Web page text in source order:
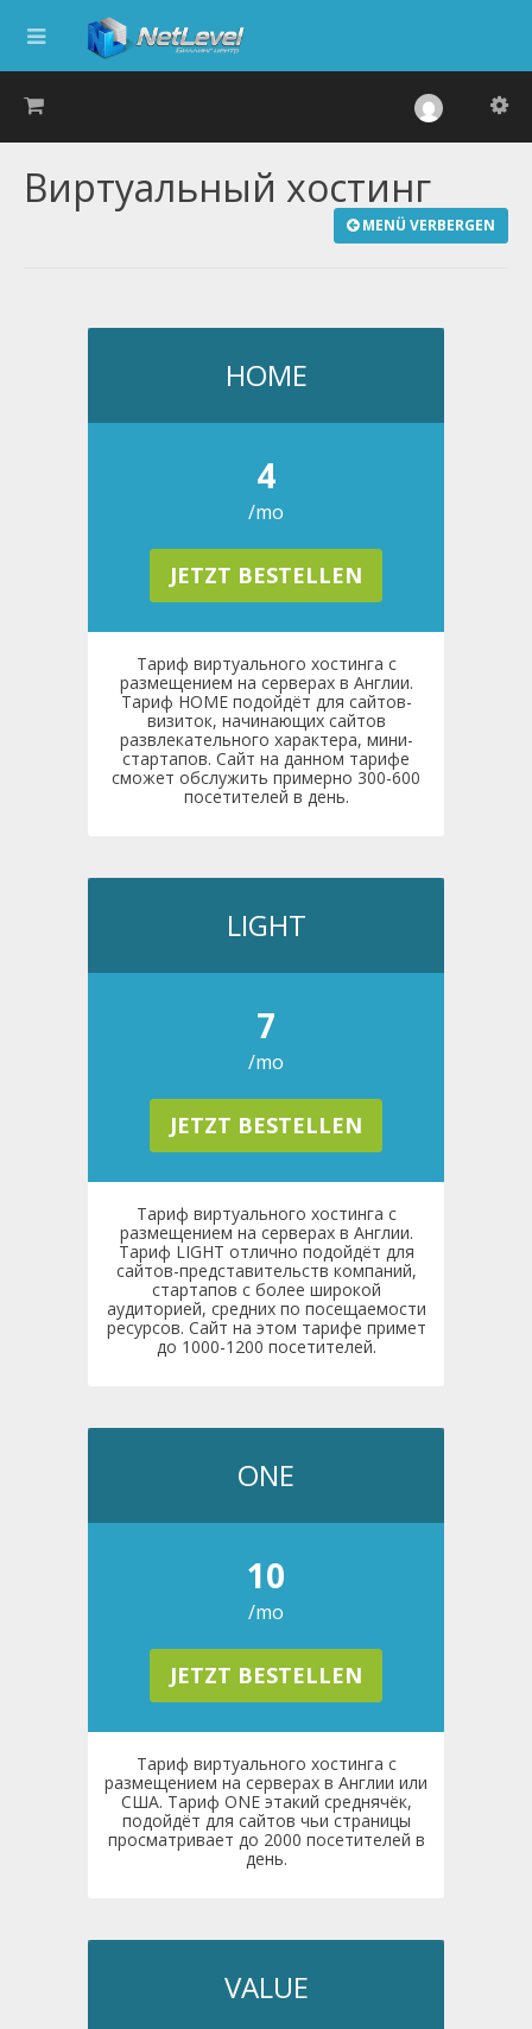
Виртуальный хостинг
MENÜ VERBERGEN
HOME
4
/mo
JETZT BESTELLEN
Тариф виртуального хостинга с
размещением на серверах в Англии.
Тариф HOME подойдёт для сайтов-
визиток, начинающих сайтов
развлекательного характера, мини-
стартапов. Сайт на данном тарифе
сможет обслужить примерно 300-600
посетителей в день.
LIGHT
7
/mo
JETZT BESTELLEN
Тариф виртуального хостинга с
размещением на серверах в Англии.
Тариф LIGHT отлично подойдёт для
сайтов-представительств компаний,
стартапов с более широкой
аудиторией, средних по посещаемости
ресурсов. Сайт на этом тарифе примет
до 1000-1200 посетителей.
ONE
10
/mo
JETZT BESTELLEN
Тариф виртуального хостинга с
размещением на серверах в Англии или
США. Тариф ONE этакий среднячёк,
подойдёт для сайтов чьи страницы
просматривает до 2000 посетителей в
день.
VALUE